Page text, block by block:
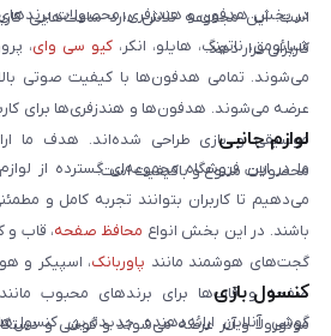
است. این مجموعه تلاش دارد ساعت‌هایی
کاربران قرار دهد.
در بخش هدفون و هندزفری، محصولات برندهای
شیائومی، ناتینگ، هایلو، انکر، کیو سی وای،
می‌شوند. تمامی هدفون‌ها با کیفیت صوتی بالا،
عرضه می‌شوند. هدفون‌ها و هندزفری‌ها برای
موسیقی و بازی طراحی شده‌اند. هدف ما
محصولات متنوع و باکیفیت است.
لوازم جانبی
ما در این فروشگاه مجموعه‌ای گسترده از
می‌دهیم تا کاربران بتوانند تجربه کامل و
باشند. در این بخش انواع محافظ صفحه، قاب و
گجت‌های هوشمند مانند پاوربانک، اسپیکر و
صفحه و قاب‌ها برای برندهای محبوب
موتورولا و آنر عرضه می‌شوند و گوشی و
کنسول بازی
گوشی آنلاین ارائه‌دهنده جدیدترین